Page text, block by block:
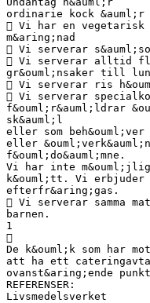
ordinarie kock &auml;r
 Vi har en vegetarisk
m&aring;nad
 Vi serverar
 Vi serverar alltid
gr&ouml;nsaker till
 Vi serverar ris
 Vi serverar
f&ouml;r&auml;ldrar
sk&auml;l
eller som
eller
f&ouml;do&auml;mne.
Vi har inte
k&ouml;tt. Vi erbjuder
efterfr&aring;gas.
 Vi serverar samma
barnen.
1

De k&ouml;k som har
att ha ett
ovanst&aring;ende
REFERENSER:
Livsmedelsverket